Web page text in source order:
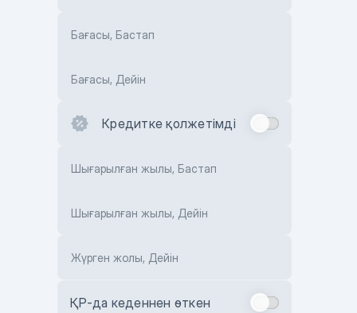
Бағасы, Бастап
Бағасы, Дейін
Кредитке қолжетімді
Шығарылған жылы, Бастап
Шығарылған жылы, Дейін
Жүрген жолы, Дейін
ҚР-да кеденнен өткен